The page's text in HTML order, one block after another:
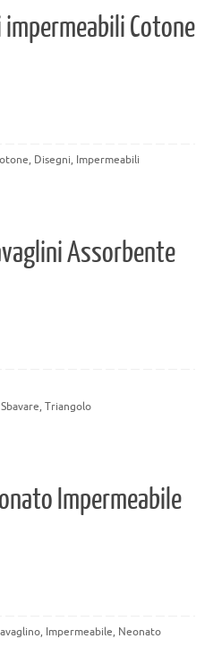
Cotone
, Disegni, Impermeabili
Assorbente
Sbavare, Triangolo
Impermeabile
, Impermeabile, Neonato